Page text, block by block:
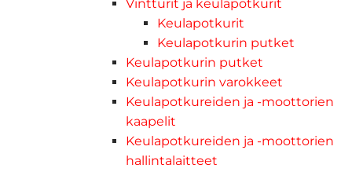
Vintturit ja keulapotkurit
Keulapotkurit
Keulapotkurin putket
Keulapotkurin putket
Keulapotkurin varokkeet
Keulapotkureiden ja -moottorien
kaapelit
Keulapotkureiden ja -moottorien
hallintalaitteet